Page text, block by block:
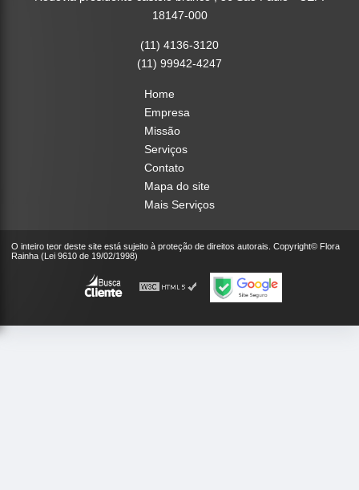
18147-000
(11) 4136-3120
(11) 99942-4247
Home
Empresa
Missão
Serviços
Contato
Mapa do site
Mais Serviços
O inteiro teor deste site está sujeito à proteção de direitos autorais. Copyright© Flora
Rainha (Lei 9610 de 19/02/1998)